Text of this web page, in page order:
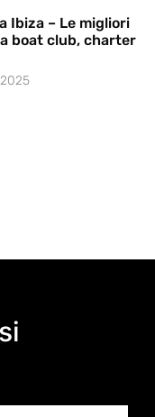
Ibiza – Le migliori
boat club, charter